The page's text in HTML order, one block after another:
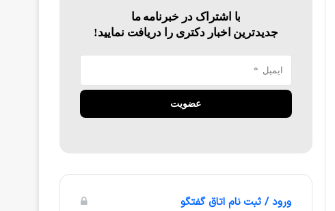
با اشتراک در خبرنامه ما
جدیدترین اخبار دکتری را دریافت نمایید!
ورود / ثبت نام اتاق گفتگو